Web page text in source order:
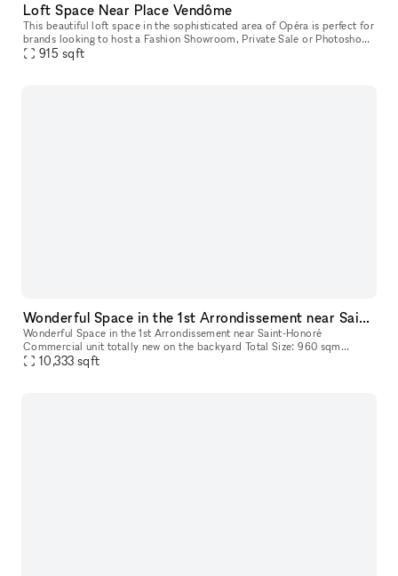
Loft Space Near Place Vendôme
This beautiful loft space in the sophisticated area of Opéra is perfect for
brands looking to host a Fashion Showroom, Private Sale or Photoshoot
& Filming. This space is housed in a classic Parisia
915 sqft
Wonderful Space in the 1st Arrondissement near Saint-Honoré
Wonderful Space in the 1st Arrondissement near Saint-Honoré
Commercial unit totally new on the backyard Total Size: 960 sqm
Groundfloor: 480 sqm Basement: 480 sqm Great volume, interior lift
10,333 sqft